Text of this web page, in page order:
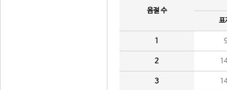
음절 수
표
1
2
3